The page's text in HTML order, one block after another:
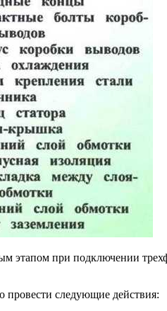
этапом при подключении
провести следующие действия: